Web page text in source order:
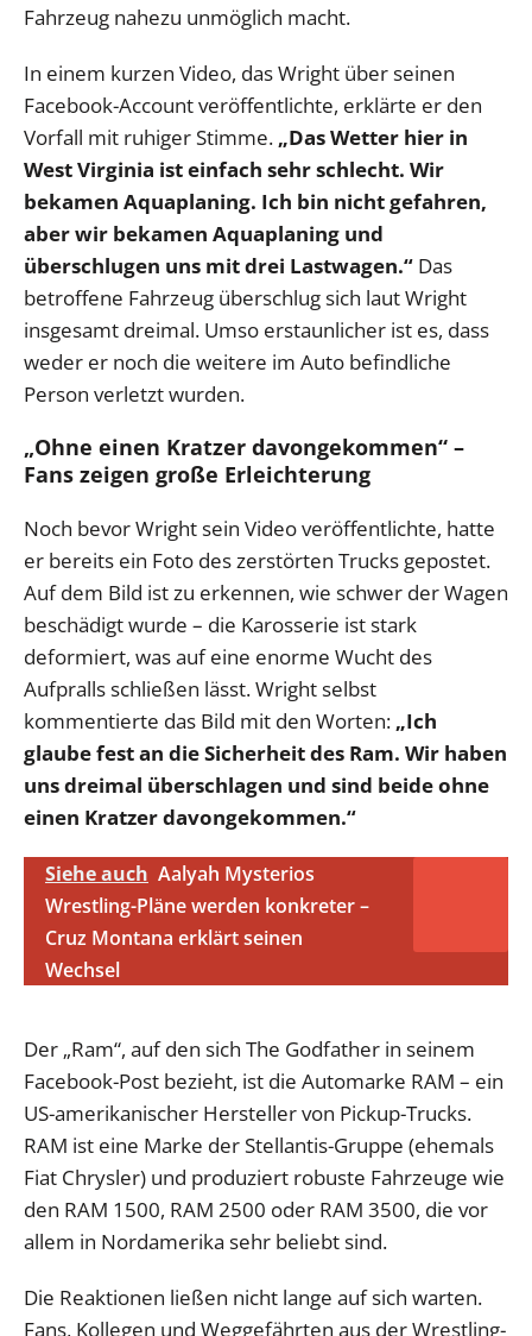
Fahrzeug nahezu unmöglich macht.
In einem kurzen Video, das Wright über seinen
Facebook-Account veröffentlichte, erklärte er den
Vorfall mit ruhiger Stimme. „Das Wetter hier in
West Virginia ist einfach sehr schlecht. Wir
bekamen Aquaplaning. Ich bin nicht gefahren,
aber wir bekamen Aquaplaning und
überschlugen uns mit drei Lastwagen.“ Das
betroffene Fahrzeug überschlug sich laut Wright
insgesamt dreimal. Umso erstaunlicher ist es, dass
weder er noch die weitere im Auto befindliche
Person verletzt wurden.
„Ohne einen Kratzer davongekommen“ –
Fans zeigen große Erleichterung
Noch bevor Wright sein Video veröffentlichte, hatte
er bereits ein Foto des zerstörten Trucks gepostet.
Auf dem Bild ist zu erkennen, wie schwer der Wagen
beschädigt wurde – die Karosserie ist stark
deformiert, was auf eine enorme Wucht des
Aufpralls schließen lässt. Wright selbst
kommentierte das Bild mit den Worten: „Ich
glaube fest an die Sicherheit des Ram. Wir haben
uns dreimal überschlagen und sind beide ohne
einen Kratzer davongekommen.“
Siehe auch Aalyah Mysterios
Wrestling-Pläne werden konkreter –
Cruz Montana erklärt seinen
Wechsel
Der „Ram“, auf den sich The Godfather in seinem
Facebook-Post bezieht, ist die Automarke RAM – ein
US-amerikanischer Hersteller von Pickup-Trucks.
RAM ist eine Marke der Stellantis-Gruppe (ehemals
Fiat Chrysler) und produziert robuste Fahrzeuge wie
den RAM 1500, RAM 2500 oder RAM 3500, die vor
allem in Nordamerika sehr beliebt sind.
Die Reaktionen ließen nicht lange auf sich warten.
Fans, Kollegen und Weggefährten aus der Wrestling-